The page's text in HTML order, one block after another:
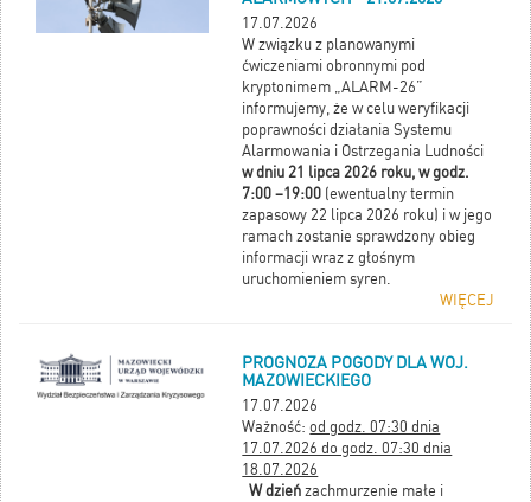
17.07.2026
W związku z planowanymi
ćwiczeniami obronnymi pod
kryptonimem „ALARM-26”
informujemy, że w celu weryfikacji
poprawności działania Systemu
Alarmowania i Ostrzegania Ludności
w dniu 21 lipca 2026 roku, w godz.
7:00 –19:00 (ewentualny termin
zapasowy 22 lipca 2026 roku) i w jego
ramach zostanie sprawdzony obieg
informacji wraz z głośnym
uruchomieniem syren.
WIĘCEJ
PROGNOZA POGODY DLA WOJ.
MAZOWIECKIEGO
17.07.2026
Ważność:od godz. 07:30 dnia
17.07.2026 do godz. 07:30 dnia
18.07.2026
W dzień zachmurzenie małe i